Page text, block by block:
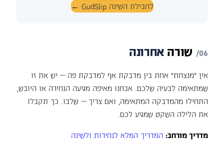
לחבילת השינה GudSlip ←
שורה אחרונה
אין "מנצחת" אחת בין מדבקת אף למדבקת פה — יש את זו
שמתאימה לבעיה שלכם. אבחנו מאיפה מגיעה הנחירה או היובש,
התחילו מהמדבקה המתאימה, ואם צריך — שלבו. כך תקבלו
את הלילה השקט שמגיע לכם.
מדריך מורחב: המדריך המלא לנחירות ולשינה